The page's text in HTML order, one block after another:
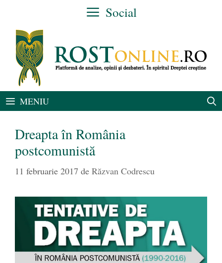
conținut
Social
MENIU
Dreapta în România
postcomunistă
11 februarie 2017 de Răzvan Codrescu